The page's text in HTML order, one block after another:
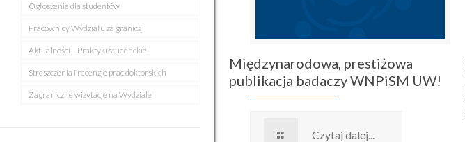
Międzynarodowa, prestiżowa
publikacja badaczy WNPiSM UW!
Czytaj dalej...
Ogłoszenia dla studentów
Pracownicy Wydziału za granicą
Aktualności – Praktyki studenckie
Streszczenia i recenzje prac doktorskich
Zagraniczne wizytacje na Wydziale